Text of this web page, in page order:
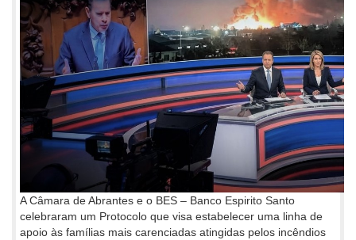
A Câmara de Abrantes e o BES – Banco Espirito Santo
celebraram um Protocolo que visa estabelecer uma linha de
apoio às famílias mais carenciadas atingidas pelos incêndios